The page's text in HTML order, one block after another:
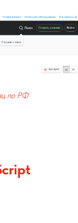
по РФ